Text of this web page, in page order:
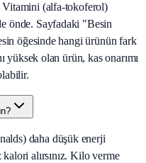
Vitamini (alfa-tokoferol)
önde. Sayfadaki "Besin
öğesinde hangi ürünün fark
yüksek olan ürün, kas onarımı
daha düşük enerji
alırsınız. Kilo verme